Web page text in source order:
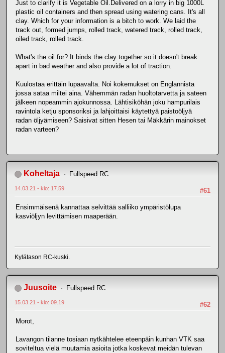
Just to clarify it is Vegetable Oil.Delivered on a lorry in big 1000L
plastic oil containers and then spread using watering cans. It's all
clay. Which for your information is a bitch to work. We laid the
track out, formed jumps, rolled track, watered track, rolled track,
oiled track, rolled track.
What's the oil for? It binds the clay together so it doesn't break
apart in bad weather and also provide a lot of traction.
Kuulostaa erittäin lupaavalta. Noi kokemukset on Englannista
jossa sataa miltei aina. Vähemmän radan huoltotarvetta ja sateen
jälkeen nopeammin ajokunnossa. Lähtisiköhän joku hampurilais
ravintola ketju sponsoriksi ja lahjoittaisi käytettyä paistoöljyä
radan öljyämiseen? Saisivat sitten Hesen tai Mäkkärin mainokset
radan varteen?
Koheltaja Fullspeed RC
#61
14.03.21 - klo: 17.59
Ensimmäisenä kannattaa selvittää salliiko ympäristölupa
kasviöljyn levittämisen maaperään.
Kylätason RC-kuski.
Juusoite Fullspeed RC
#62
15.03.21 - klo: 09.19
Morot,
Lavangon tilanne tosiaan nytkähtelee eteenpäin kunhan VTK saa
soviteltua vielä muutamia asioita jotka koskevat meidän tulevan